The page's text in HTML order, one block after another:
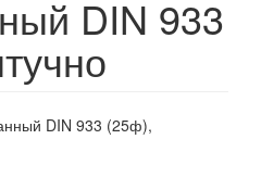
DIN 933